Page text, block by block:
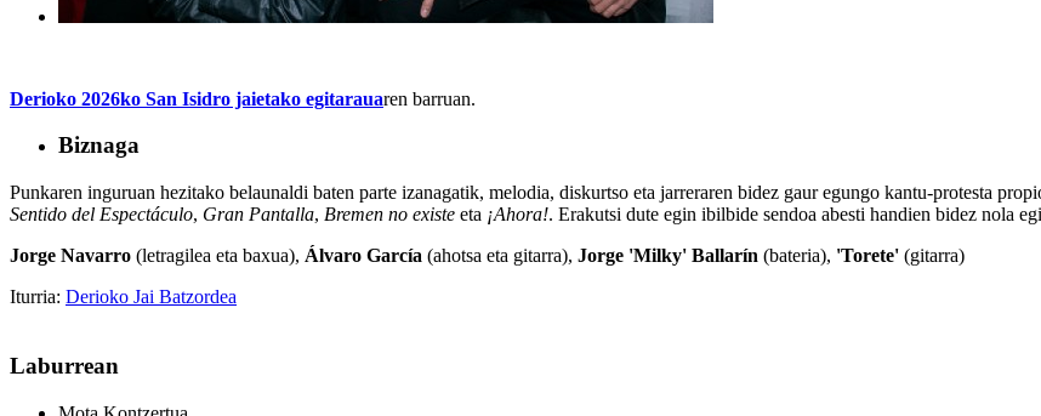
Derioko 2026ko San Isidro jaietako egitarauaren barruan.
Biznaga
Punkaren inguruan hezitako belaunaldi baten parte izanagatik, melodia, diskurtso eta jarreraren bidez gaur egungo kantu-protesta
Sentido del Espectáculo, Gran Pantalla, Bremen no existe eta ¡Ahora!. Erakutsi dute egin ibilbide sendoa abesti handien bidez nola
Jorge Navarro (letragilea eta baxua), Álvaro García (ahotsa eta gitarra), Jorge 'Milky' Ballarín (bateria), 'Torete' (gitarra)
Iturria: Derioko Jai Batzordea
Laburrean